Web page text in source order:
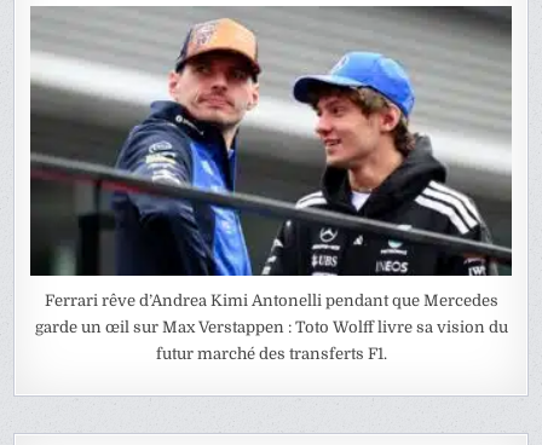
Ferrari rêve d’Andrea Kimi Antonelli pendant que Mercedes
garde un œil sur Max Verstappen : Toto Wolff livre sa vision du
futur marché des transferts F1.